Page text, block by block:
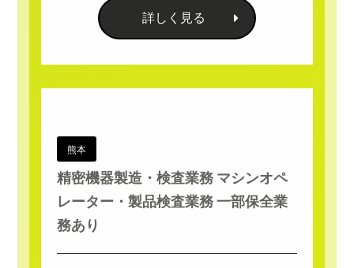
詳しく見る
熊本
精密機器製造・検査業務 マシンオペ
レーター・製品検査業務 一部保全業
務あり